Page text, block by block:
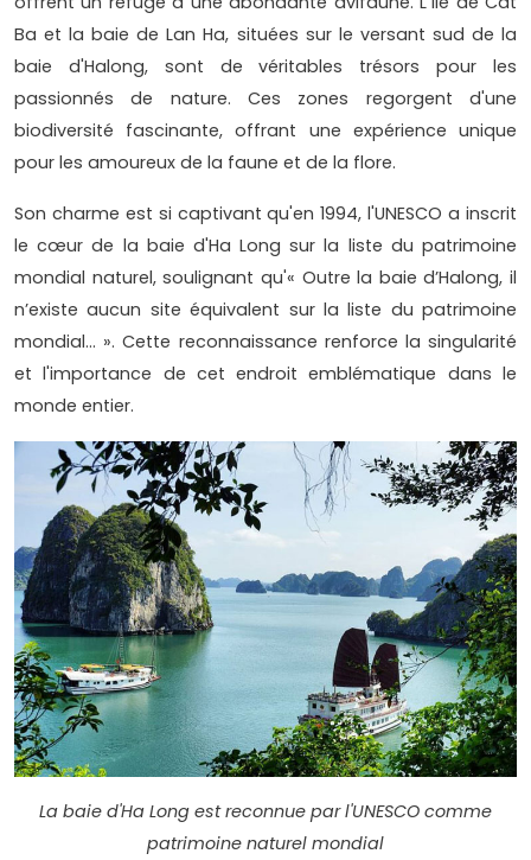
Ba et la baie de Lan Ha, situées sur le versant sud de la
baie d'Halong, sont de véritables trésors pour les
passionnés de nature. Ces zones regorgent d'une
biodiversité fascinante, offrant une expérience unique
pour les amoureux de la faune et de la flore.
Son charme est si captivant qu'en 1994, l'UNESCO a inscrit
le cœur de la baie d'Ha Long sur la liste du patrimoine
mondial naturel, soulignant qu'« Outre la baie d’Halong, il
n’existe aucun site équivalent sur la liste du patrimoine
mondial… ». Cette reconnaissance renforce la singularité
et l'importance de cet endroit emblématique dans le
monde entier.
La baie d'Ha Long est reconnue par l'UNESCO comme
patrimoine naturel mondial